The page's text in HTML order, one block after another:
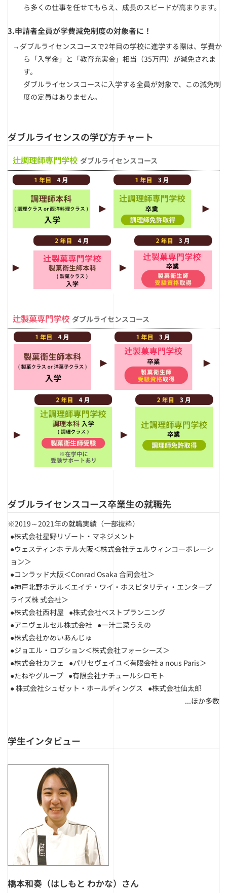
ら多くの仕事を任せてもらえ、成長のスピードが高まります。
3.申請者全員が学費減免制度の対象者に！
→ダブルライセンスコースで2年目の学校に進学する際は、学費か
ら「入学金」と「教育充実金」相当（35万円）が減免されま
す。
ダブルライセンスコースに入学する全員が対象で、この減免制
度の定員はありません。
ダブルライセンスの学び方チャート
辻調理師専門学校 ダブルライセンスコース
辻製菓専門学校 ダブルライセンスコース
ダブルライセンスコース卒業生の就職先
※2019～2021年の就職実績（一部抜粋）
●株式会社星野リゾート・マネジメント
●ウェスティンホ テル大阪＜株式会社テェルウィンコーポレーシ
ョン＞
●コンラッド大阪＜Conrad Osaka 合同会社＞
●神戸北野ホテル＜エイチ・ワイ・ホスピタリティ・エンタープ
ライズ株 式会社＞
●株式会社西村屋 ●株式会社ベストプランニング
●アニヴェルセル株式会社 ●一汁二菜うえの
●株式会社かめいあんじゅ
●ジョエル・ロブション＜株式会社フォーシーズ＞
●株式会社カフェ
●パリセヴェイユ＜有限会社 a nous Paris＞
●たねやグループ ●有限会社ナチュールシロモト
● 株式会社シュゼット・ホールディングス ●株式会社仙太郎
...ほか多数
学生インタビュー
橋本和奏（はしもと わかな）さん